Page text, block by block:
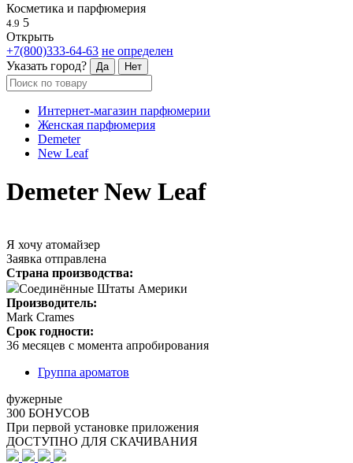
Косметика и парфюмерия
4.9 5
Открыть
+7(800)333-64-63 не определен
Указать город?
Да Нет
Интернет-магазин парфюмерии
Женская парфюмерия
Demeter
New Leaf
Demeter New Leaf
Я хочу атомайзер
Заявка отправлена
Страна производства:
Соединённые Штаты Америки
Производитель:
Mark Crames
Срок годности:
36 месяцев с момента апробирования
Группа ароматов
фужерные
300 БОНУСОВ
При первой установке приложения
ДОСТУПНО ДЛЯ СКАЧИВАНИЯ